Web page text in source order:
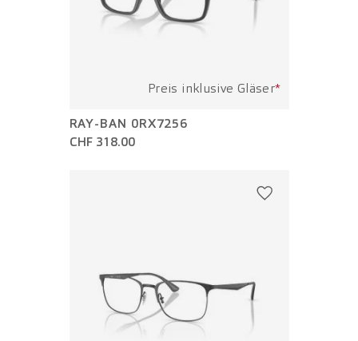
Preis inklusive Gläser*
RAY-BAN 0RX7256
CHF 318.00